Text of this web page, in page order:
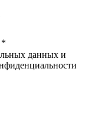
*
данных и